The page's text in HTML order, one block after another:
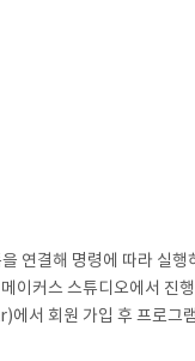
연결해 명령에 따라 실행
이커스 스튜디오에서 진
서 회원 가입 후 프로그